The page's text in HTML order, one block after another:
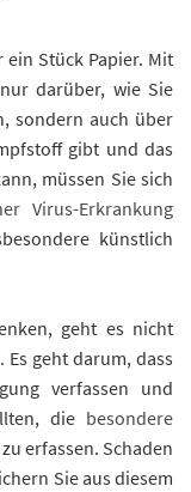
Stück Papier. Mit
darüber, wie Sie
sondern auch über
gibt und das
müssen Sie sich
Virus-Erkrankung
künstlich
geht es nicht
geht darum, dass
verfassen und
die besondere
zu erfassen. Schaden
Sie aus diesem